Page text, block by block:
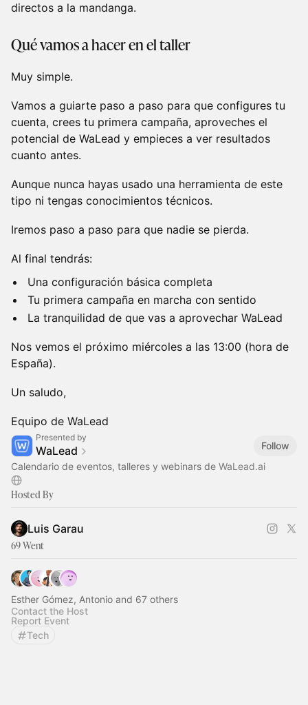
directos a la mandanga.
Qué vamos a hacer en el taller
Muy simple.
Vamos a guiarte paso a paso para que configures tu
cuenta, crees tu primera campaña, aproveches el
potencial de WaLead y empieces a ver resultados
cuanto antes.
Aunque nunca hayas usado una herramienta de este
tipo ni tengas conocimientos técnicos.
Iremos paso a paso para que nadie se pierda.
Al final tendrás:
Una configuración básica completa
Tu primera campaña en marcha con sentido
La tranquilidad de que vas a aprovechar WaLead
Nos vemos el próximo miércoles a las 13:00 (hora de
España).
Un saludo,
Equipo de WaLead
Presented by
WaLead
Follow
Calendario de eventos, talleres y webinars de WaLead.ai
Hosted By
Luis Garau
69 Went
Esther Gómez, Antonio and 67 others
Contact the Host
Report Event
Tech